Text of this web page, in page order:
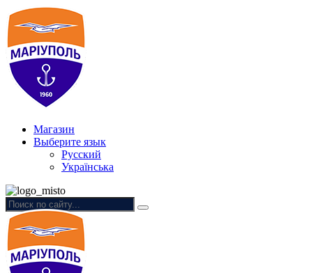
Магазин
Выберите язык
Русский
Українська